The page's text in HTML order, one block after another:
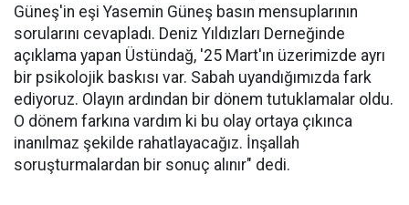
Güneş'in eşi Yasemin Güneş basın mensuplarının
sorularını cevapladı. Deniz Yıldızları Derneğinde
açıklama yapan Üstündağ, '25 Mart'ın üzerimizde ayrı
bir psikolojik baskısı var. Sabah uyandığımızda fark
ediyoruz. Olayın ardından bir dönem tutuklamalar oldu.
O dönem farkına vardım ki bu olay ortaya çıkınca
inanılmaz şekilde rahatlayacağız. İnşallah
soruşturmalardan bir sonuç alınır" dedi.